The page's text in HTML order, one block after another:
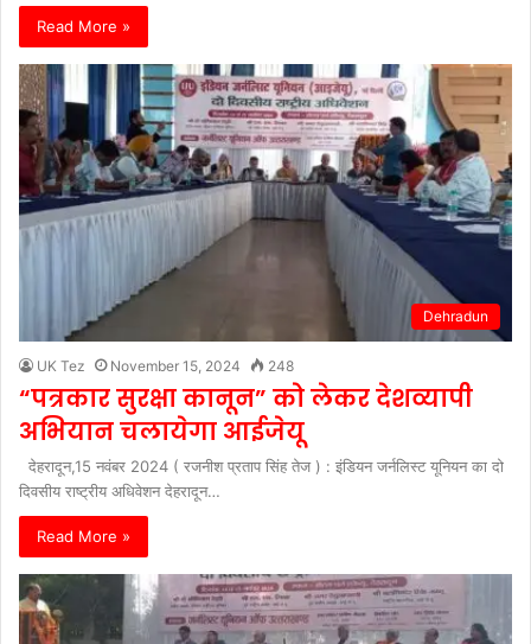
Read More »
Dehradun
UK Tez November 15, 2024 248
“पत्रकार सुरक्षा कानून” को लेकर देशव्यापी
अभियान चलायेगा आईजेयू
देहरादून,15 नवंबर 2024 ( रजनीश प्रताप सिंह तेज ) : इंडियन जर्नलिस्ट यूनियन का दो
दिवसीय राष्ट्रीय अधिवेशन देहरादून…
Read More »